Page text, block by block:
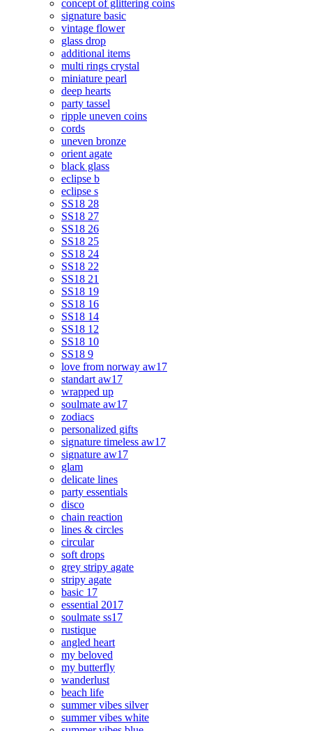
concept of glittering coins
signature basic
vintage flower
glass drop
additional items
multi rings crystal
miniature pearl
deep hearts
party tassel
ripple uneven coins
cords
uneven bronze
orient agate
black glass
eclipse b
eclipse s
SS18 28
SS18 27
SS18 26
SS18 25
SS18 24
SS18 22
SS18 21
SS18 19
SS18 16
SS18 14
SS18 12
SS18 10
SS18 9
love from norway aw17
standart aw17
wrapped up
soulmate aw17
zodiacs
personalized gifts
signature timeless aw17
signature aw17
glam
delicate lines
party essentials
disco
chain reaction
lines & circles
circular
soft drops
grey stripy agate
stripy agate
basic 17
essential 2017
soulmate ss17
rustique
angled heart
my beloved
my butterfly
wanderlust
beach life
summer vibes silver
summer vibes white